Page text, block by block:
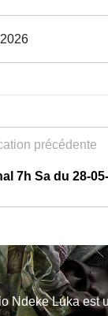
précédente
7h Sa du 28-
Ndeke Luka est